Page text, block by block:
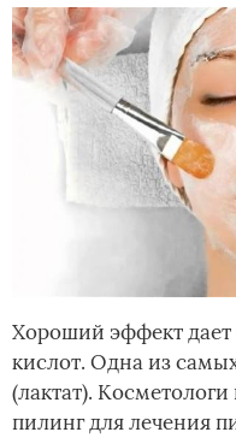
Хороший эффект
кислот. Одна из
(лактат).
пилинг для лечения